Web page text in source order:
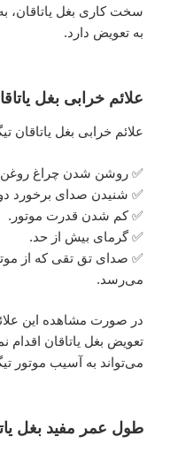
سخت کاری بغل یاتاقان،
به تعویض دارد.
علائم خرابی بغل
علائم خرابی بغل یاتاقان تیگو 5 در موتور خودرو
✅ روشن شدن چراغ
✅ شنیدن صدای برخورد
✅ کم شدن قدرت موتور.
✅ گرمای بیش از حد.
✅ صدای تق تقی که از
می‌رسد.
در صورت مشاهده این
تعویض بغل یاتاقان اقدام
می‌تواند به آسیب موتور تیگو 5 و از کار افتادن آن
طول عمر مفید بغل